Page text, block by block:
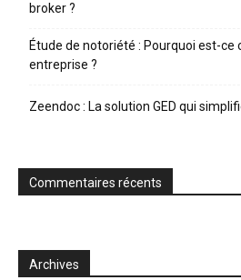
broker ?
Étude de notoriété : Pourquoi est-ce
entreprise ?
Zeendoc : La solution GED qui
Commentaires récents
Archives